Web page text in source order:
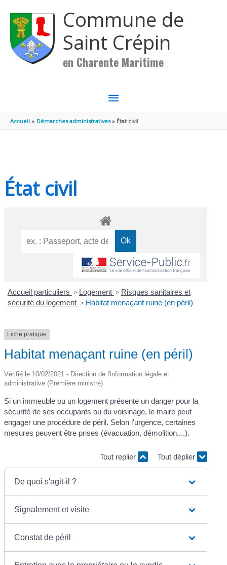
Commune de
Saint Crépin
en Charente Maritime
MENU
PRINCIPAL
Accueil Démarches administratives État civil
État civil
Accueil particuliers > Logement > Risques sanitaires et
sécurité du logement > Habitat menaçant ruine (en péril)
Fiche pratique
Habitat menaçant ruine (en péril)
Vérifié le 10/02/2021 - Direction de l'information légale et
administrative (Première ministre)
Si un immeuble ou un logement présente un danger pour la
sécurité de ses occupants ou du voisinage, le maire peut
engager une procédure de péril. Selon l'urgence, certaines
mesures peuvent être prises (évacuation, démolition,...).
Tout replier Tout déplier
De quoi s'agit-il ?
Signalement et visite
Constat de péril